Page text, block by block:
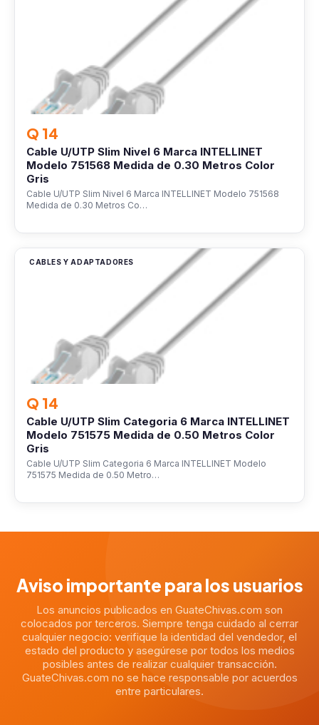
Q 14
Cable U/UTP Slim Nivel 6 Marca INTELLINET
Modelo 751568 Medida de 0.30 Metros Color
Gris
Cable U/UTP Slim Nivel 6 Marca INTELLINET Modelo 751568
Medida de 0.30 Metros Co…
CABLES Y ADAPTADORES
Q 14
Cable U/UTP Slim Categoria 6 Marca INTELLINET
Modelo 751575 Medida de 0.50 Metros Color
Gris
Cable U/UTP Slim Categoria 6 Marca INTELLINET Modelo
751575 Medida de 0.50 Metro…
Aviso importante para los usuarios
Los anuncios publicados en GuateChivas.com son
colocados por terceros. Siempre tenga cuidado al cerrar
cualquier negocio: verifique la identidad del vendedor, el
estado del producto y asegúrese por todos los medios
posibles antes de realizar cualquier transacción.
GuateChivas.com no se hace responsable por acuerdos
entre particulares.